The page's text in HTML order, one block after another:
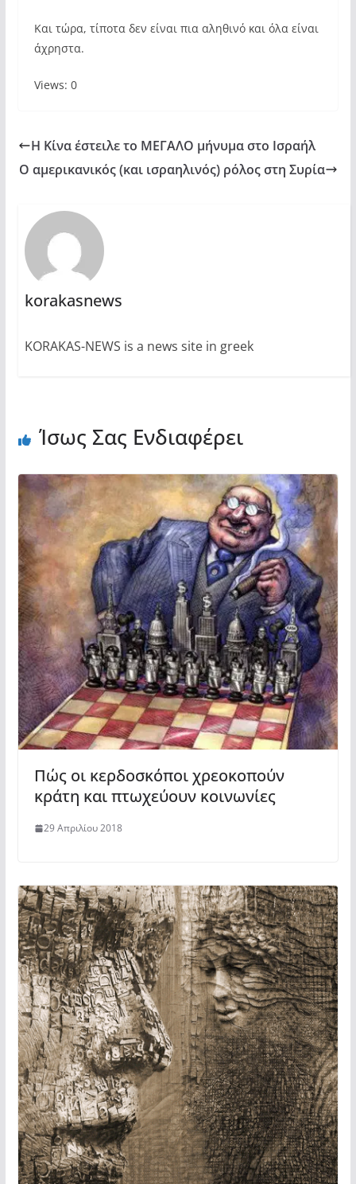
Και τώρα, τίποτα δεν είναι πια αληθινό και όλα είναι
άχρηστα.
Views: 0
Η Κίνα έστειλε το ΜΕΓΑΛΟ μήνυμα στο Ισραήλ
O αμερικανικός (και ισραηλινός) ρόλος στη Συρία
korakasnews
KORAKAS-NEWS is a news site in greek
Ίσως Σας Ενδιαφέρει
Πώς οι κερδοσκόποι χρεοκοπούν
κράτη και πτωχεύουν κοινωνίες
29 Απριλίου 2018